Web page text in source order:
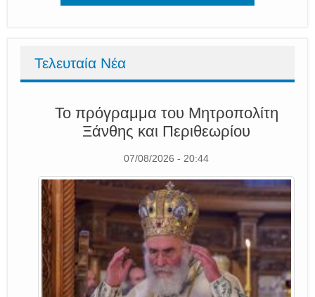
Τελευταία Νέα
Το πρόγραμμα του Μητροπολίτη
Ξάνθης και Περιθεωρίου
07/08/2026 - 20:44